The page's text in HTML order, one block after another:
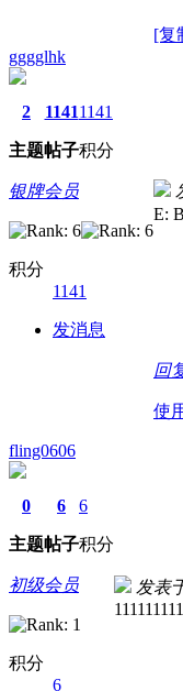
[复
gggglhk
2
主题
1141
帖子
1141
积分
银牌会员
积分
1141
发消息
E:
回
使
fling0606
0
主题
6
帖子
6
积分
初级会员
积分
6
发表